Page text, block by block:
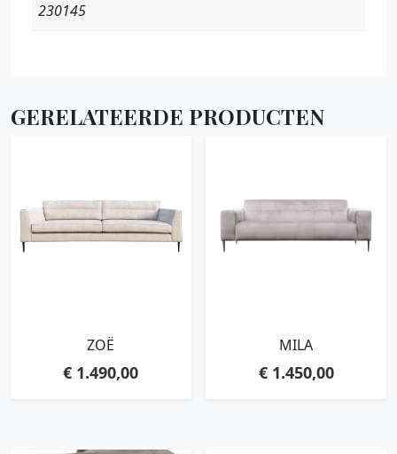
230145
GERELATEERDE PRODUCTEN
ZOË
€ 1.490,00
MILA
€1.450,00